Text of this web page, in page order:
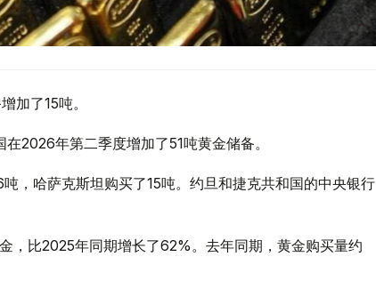
加了15吨。
2026年第二季度增加了51吨黄金储备。
，哈萨克斯坦购买了15吨。约旦和捷克共和国的中央银行
，比2025年同期增长了62%。去年同期，黄金购买量约